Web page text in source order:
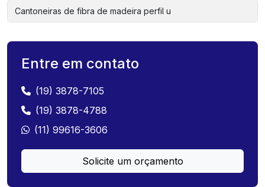
Cantoneiras de fibra de madeira perfil u
Entre em contato
(19) 3878-7105
(19) 3878-4788
(11) 99616-3606
Solicite um orçamento